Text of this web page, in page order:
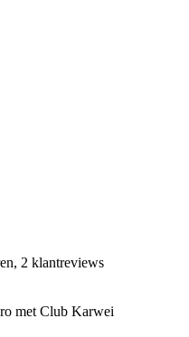
2 klantreviews
met Club Karwei